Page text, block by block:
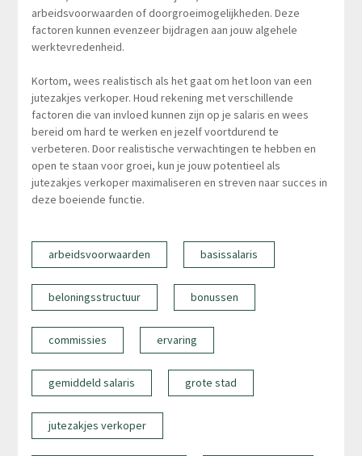
arbeidsvoorwaarden of doorgroeimogelijkheden. Deze
factoren kunnen evenzeer bijdragen aan jouw algehele
werktevredenheid.
Kortom, wees realistisch als het gaat om het loon van een
jutezakjes verkoper. Houd rekening met verschillende
factoren die van invloed kunnen zijn op je salaris en wees
bereid om hard te werken en jezelf voortdurend te
verbeteren. Door realistische verwachtingen te hebben en
open te staan voor groei, kun je jouw potentieel als
jutezakjes verkoper maximaliseren en streven naar succes in
deze boeiende functie.
arbeidsvoorwaarden basissalaris
beloningsstructuur bonussen
commissies ervaring
gemiddeld salaris grote stad
jutezakjes verkoper